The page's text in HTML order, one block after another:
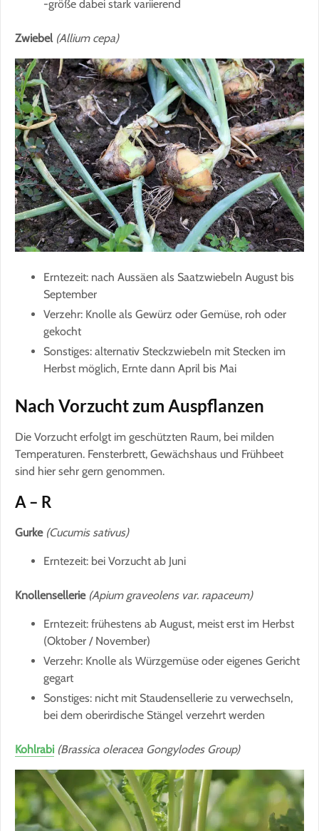
-größe dabei stark variierend
Zwiebel (Allium cepa)
Erntezeit: nach Aussäen als Saatzwiebeln August bis
September
Verzehr: Knolle als Gewürz oder Gemüse, roh oder
gekocht
Sonstiges: alternativ Steckzwiebeln mit Stecken im
Herbst möglich, Ernte dann April bis Mai
Nach Vorzucht zum Auspflanzen
Die Vorzucht erfolgt im geschützten Raum, bei milden
Temperaturen. Fensterbrett, Gewächshaus und Frühbeet
sind hier sehr gern genommen.
A – R
Gurke (Cucumis sativus)
Erntezeit: bei Vorzucht ab Juni
Knollensellerie (Apium graveolens var. rapaceum)
Erntezeit: frühestens ab August, meist erst im Herbst
(Oktober / November)
Verzehr: Knolle als Würzgemüse oder eigenes Gericht
gegart
Sonstiges: nicht mit Staudensellerie zu verwechseln,
bei dem oberirdische Stängel verzehrt werden
Kohlrabi (Brassica oleracea Gongylodes Group)